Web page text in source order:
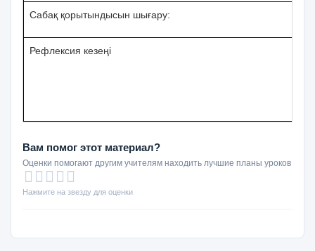
Сабақ қорытындысын шығару:
Рефлексия кезеңі
Вам помог этот материал?
Оценки помогают другим учителям находить лучшие планы уроков
Нажмите на звезду для оценки